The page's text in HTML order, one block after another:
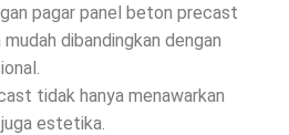
pagar panel beton precast
dibandingkan dengan
tidak hanya menawarkan
estetika.